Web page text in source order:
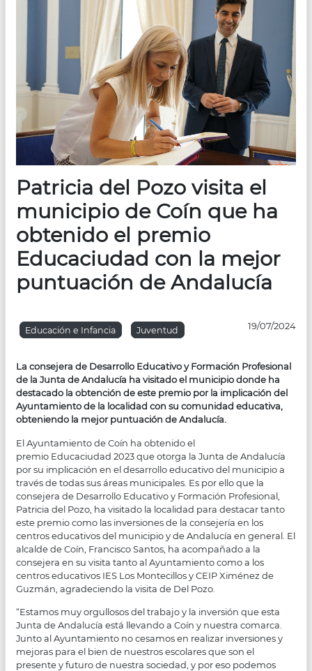
Patricia del Pozo visita el
municipio de Coín que ha
obtenido el premio
Educaciudad con la mejor
puntuación de Andalucía
Educación e Infancia Juventud 19/07/2024
La consejera de Desarrollo Educativo y Formación Profesional
de la Junta de Andalucía ha visitado el municipio donde ha
destacado la obtención de este premio por la implicación del
Ayuntamiento de la localidad con su comunidad educativa,
obteniendo la mejor puntuación de Andalucía.
El Ayuntamiento de Coín ha obtenido el
premio Educaciudad 2023 que otorga la Junta de Andalucía
por su implicación en el desarrollo educativo del municipio a
través de todas sus áreas municipales. Es por ello que la
consejera de Desarrollo Educativo y Formación Profesional,
Patricia del Pozo, ha visitado la localidad para destacar tanto
este premio como las inversiones de la consejería en los
centros educativos del municipio y de Andalucía en general. El
alcalde de Coín, Francisco Santos, ha acompañado a la
consejera en su visita tanto al Ayuntamiento como a los
centros educativos IES Los Montecillos y CEIP Ximénez de
Guzmán, agradeciendo la visita de Del Pozo.
“Estamos muy orgullosos del trabajo y la inversión que esta
Junta de Andalucía está llevando a Coín y nuestra comarca.
Junto al Ayuntamiento no cesamos en realizar inversiones y
mejoras para el bien de nuestros escolares que son el
presente y futuro de nuestra sociedad, y por eso podemos